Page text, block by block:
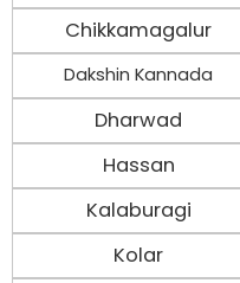
Chikkamagalur
Dakshin Kannada
Dharwad
Hassan
Kalaburagi
Kolar